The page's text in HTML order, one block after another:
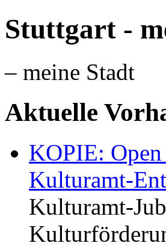
Stuttgart -
– meine Stadt
Aktuelle
KOPIE:
Kulturamt-
Kulturamt-